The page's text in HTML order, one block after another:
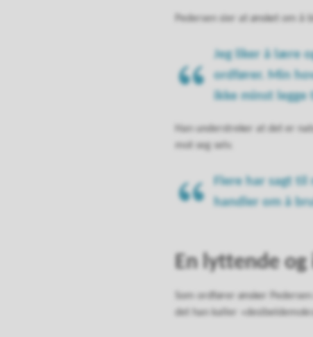
Pedersen sier at ønsket om
Jeg liker å lære
ordfører. Min
ikke minst
Han understreker at det er
mot seg selv.
Flere har sagt
handler om å
En lyttende
Som ordfører ønsker
det han kaller